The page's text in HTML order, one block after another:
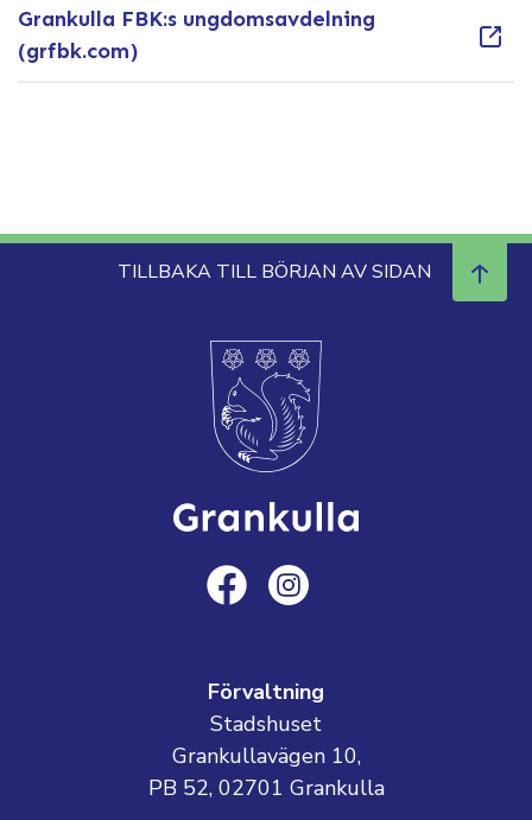
Grankulla FBK:s ungdomsavdelning
(grfbk.com)
TILLBAKA TILL BÖRJAN AV SIDAN
Förvaltning
Stadshuset
Grankullavägen 10,
PB 52, 02701 Grankulla